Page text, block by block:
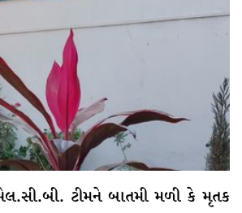
ટીમને બાતમી મળી કે મૃતક